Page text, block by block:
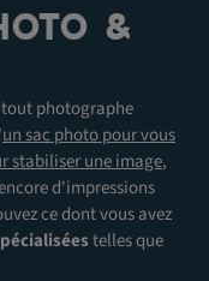
&
tout photographe
un sac photo pour vous
stabiliser une image,
d'impressions
ce dont vous avez
telles que